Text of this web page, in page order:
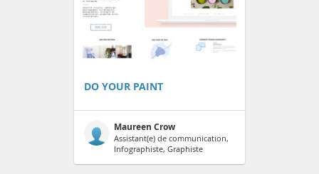
DO YOUR PAINT
Maureen Crow
Assistant(e) de communication,
Infographiste, Graphiste